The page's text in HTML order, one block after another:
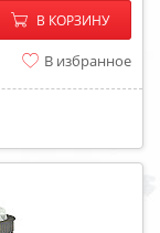
− +
В КОРЗИНУ
В избранное